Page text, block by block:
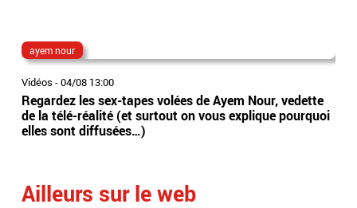
ayem nour
Vidéos -04/08 13:00
Regardez les sex-tapes volées de Ayem Nour, vedette
de la télé-réalité (et surtout on vous explique pourquoi
elles sont diffusées…)
Ailleurs sur le web